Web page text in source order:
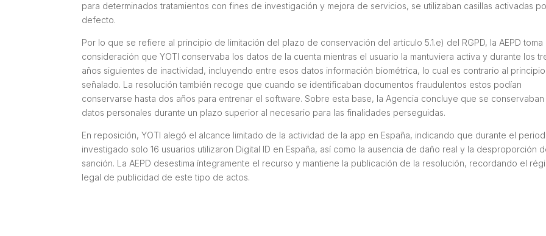
para determinados tratamientos con fines de investigación y mejora de servicios, se utilizaban casillas activadas
defecto.
Por lo que se refiere al principio de limitación del plazo de conservación del artículo 5.1.e) del RGPD, la AEPD toma
consideración que YOTI conservaba los datos de la cuenta mientras el usuario la mantuviera activa y durante los
años siguientes de inactividad, incluyendo entre esos datos información biométrica, lo cual es contrario al principio
señalado. La resolución también recoge que cuando se identificaban documentos fraudulentos estos podían
conservarse hasta dos años para entrenar el software. Sobre esta base, la Agencia concluye que se conservaban
datos personales durante un plazo superior al necesario para las finalidades perseguidas.
En reposición, YOTI alegó el alcance limitado de la actividad de la app en España, indicando que durante el
investigado solo 16 usuarios utilizaron Digital ID en España, así como la ausencia de daño real y la desproporción
sanción. La AEPD desestima íntegramente el recurso y mantiene la publicación de la resolución, recordando el
legal de publicidad de este tipo de actos.